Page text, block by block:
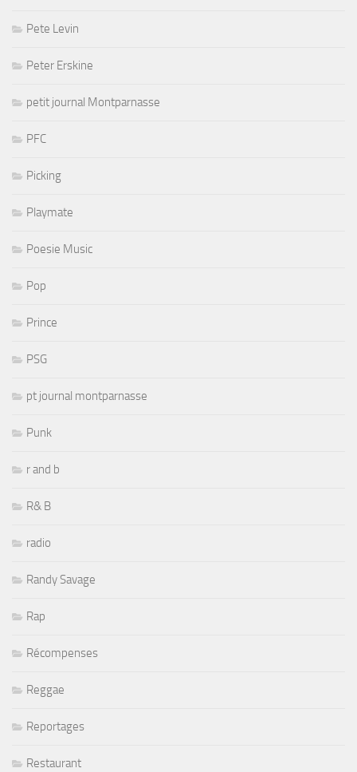
Pete Levin
Peter Erskine
petit journal Montparnasse
PFC
Picking
Playmate
Poesie Music
Pop
Prince
PSG
pt journal montparnasse
Punk
r and b
R& B
radio
Randy Savage
Rap
Récompenses
Reggae
Reportages
Restaurant